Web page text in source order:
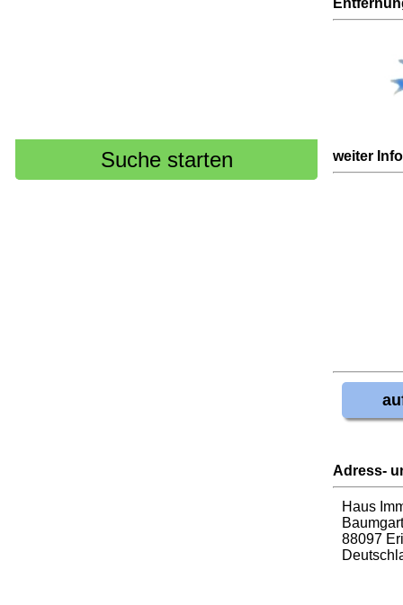
weiter
Adress-
Haus
88097